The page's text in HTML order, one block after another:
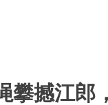
攀撼江郎